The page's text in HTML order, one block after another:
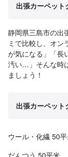
出張カーペット
静岡県三島市の出
ミで比較し、オン
が気になる」「長
汚い…」そんな時
ましょう！
出張カーペッ
ウール・化繊 50